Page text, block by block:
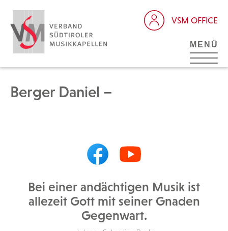
VSM OFFICE
MENÜ
Berger Daniel –
Bei einer andächtigen Musik ist
allezeit Gott mit seiner Gnaden
Gegenwart.